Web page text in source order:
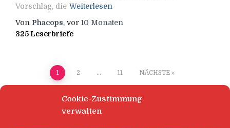
Cookie-Zustimmung
verwalten
Vorschlag, die Weiterlesen
Von Phacops, vor 10 Monaten
325 Leserbriefe
Seitennummerierung
1 2 … 11 NÄCHSTE